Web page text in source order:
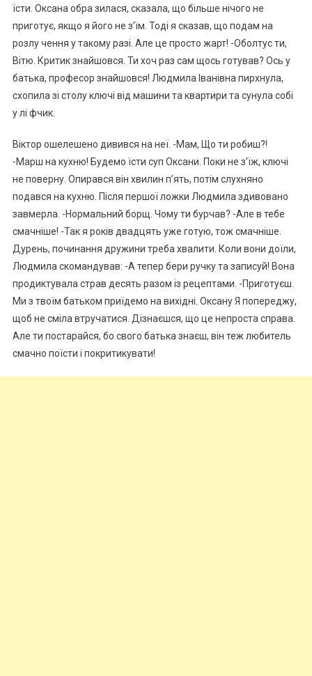
їсти. Оксана обра зилася, сказала, що більше нічого не
приготує, якщо я його не з’їм. Тоді я сказав, що подам на
розлу чення у такому разі. Але це просто жарт! -Оболтус ти,
Вітю. Критик знайшовся. Ти хоч раз сам щось готував? Ось у
батька, професор знайшовся! Людмила Іванівна пирхнула,
схопила зі столу ключі від машини та квартири та сунула собі
у лі фчик.
Віктор ошелешено дивився на неї. -Мам, Що ти робиш?!
-Марш на кухню! Будемо їсти суп Оксани. Поки не з’їж, ключі
не поверну. Опирався він хвилин п’ять, потім слухняно
подався на кухню. Після першої ложки Людмила здивовано
завмерла. -Нормальний борщ. Чому ти бурчав? -Але в тебе
смачніше! -Так я років двадцять уже готую, тож смачніше.
Дурень, починання дружини треба хвалити. Коли вони доїли,
Людмила скомандував: -А тепер бери ручку та записуй! Вона
продиктувала страв десять разом із рецептами. -Приготуєш.
Ми з твоїм батьком приїдемо на вихідні. Оксану Я попереджу,
щоб не сміла втручатися. Дізнаєшся, що це непроста справа.
Але ти постарайся, бо свого батька знаєш, він теж любитель
смачно поїсти і покритикувати!